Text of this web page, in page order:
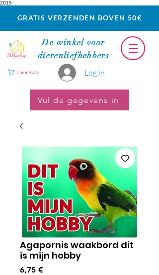
2015
GRATIS VERZENDEN BOVEN 50€
De winkel voor
dierenliefhebbers
Log in
Warenkorb
Vul de gegevens in
Agapornis waakbord dit
is mijn hobby
6,75 €Preis